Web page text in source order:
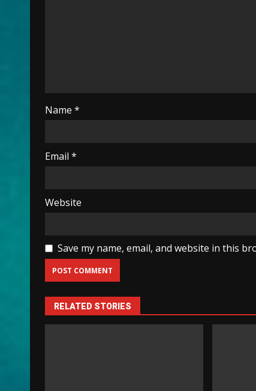
Name *
Email *
Website
Save my name, email, and website in this
RELATED STORIES